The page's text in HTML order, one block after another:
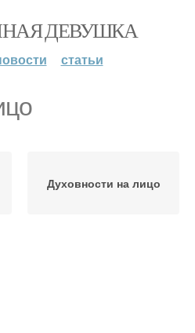
ДЕВУШКА
статьи
Духовности на лицо